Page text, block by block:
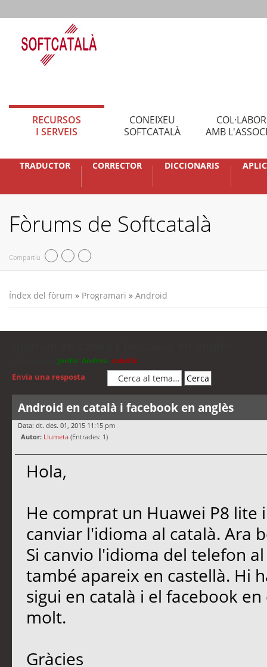
RECURSOS
I SERVEIS
CONEIXEU
SOFTCATALÀ
AMB
TRADUCTOR CORRECTOR DICCIONARIS
Fòrums de Softcatalà
Compartiu
Índex del fòrum » Programari » Android
jordis Andreu cubells
Envia una resposta
Android en català i facebook en anglès
Data: dt. des. 01, 2015 11:15 pm
Autor: Llumeta (Entrades: 1)
Hola,
He comprat un Huawei P8
canviar l'idioma al català. Ara
Si canvio l'idioma del telefon
també apareix en castellà. Hi
sigui en català i el facebook
molt.
Gràcies